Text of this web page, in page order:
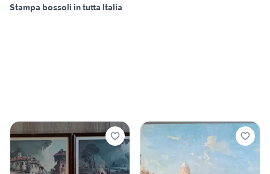
Stampa bossoli in tutta Italia